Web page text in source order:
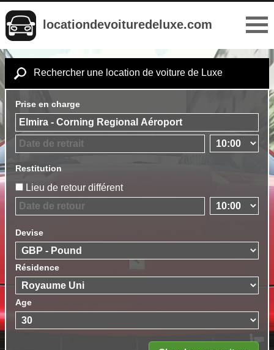
locationdevoituredeluxe.com
Rechercher une location de voiture de Luxe
Prise en charge
Restitution
Lieu de retour différent
Devise
Résidence
Age